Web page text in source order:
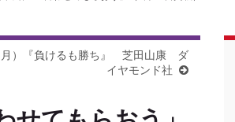
月）『負けるも勝ち』 芝田山康 ダ
イヤモンド社